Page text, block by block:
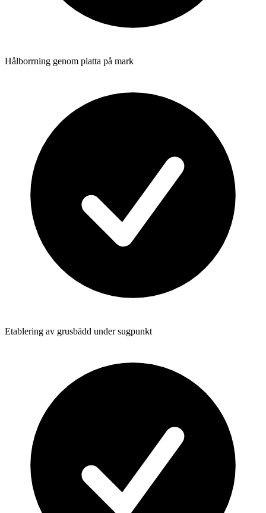
Hålborrning genom platta på mark
Etablering av grusbädd under sugpunkt